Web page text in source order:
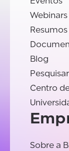
Webinars
Blog
Pesquisar
Centro
Sobre a